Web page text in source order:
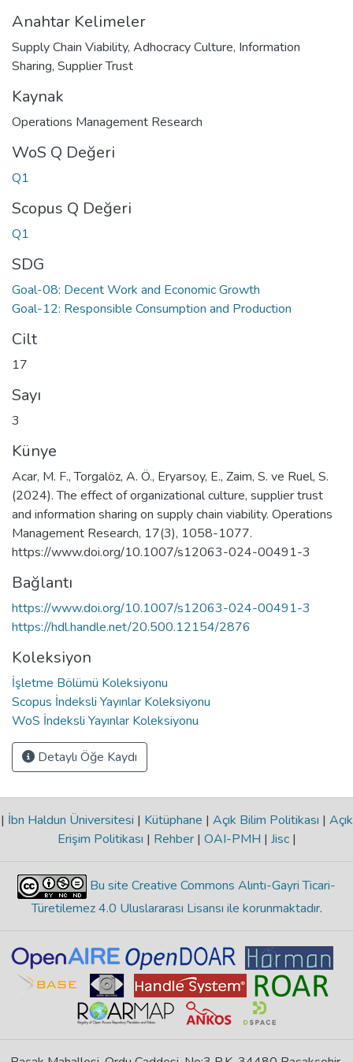
Anahtar Kelimeler
Supply Chain Viability, Adhocracy Culture, Information
Sharing, Supplier Trust
Kaynak
Operations Management Research
WoS Q Değeri
Q1
Scopus Q Değeri
Q1
SDG
Goal-08: Decent Work and Economic Growth
Goal-12: Responsible Consumption and Production
Cilt
17
Sayı
3
Künye
Acar, M. F., Torgalöz, A. Ö., Eryarsoy, E., Zaim, S. ve Ruel, S.
(2024). The effect of organizational culture, supplier trust
and information sharing on supply chain viability. Operations
Management Research, 17(3), 1058-1077.
https://www.doi.org/10.1007/s12063-024-00491-3
Bağlantı
https://www.doi.org/10.1007/s12063-024-00491-3
https://hdl.handle.net/20.500.12154/2876
Koleksiyon
İşletme Bölümü Koleksiyonu
Scopus İndeksli Yayınlar Koleksiyonu
WoS İndeksli Yayınlar Koleksiyonu
Detaylı Öğe Kaydı
| İbn Haldun Üniversitesi | Kütüphane | Açık Bilim Politikası | Açık
Erişim Politikası | Rehber | OAI-PMH | Jisc |
Bu site Creative Commons Alıntı-Gayri Ticari-
Türetilemez 4.0 Uluslararası Lisansı ile korunmaktadır.